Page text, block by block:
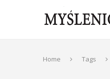
Home Tags